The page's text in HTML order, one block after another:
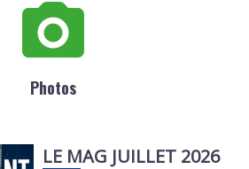
Photos
LE MAG JUILLET 2026